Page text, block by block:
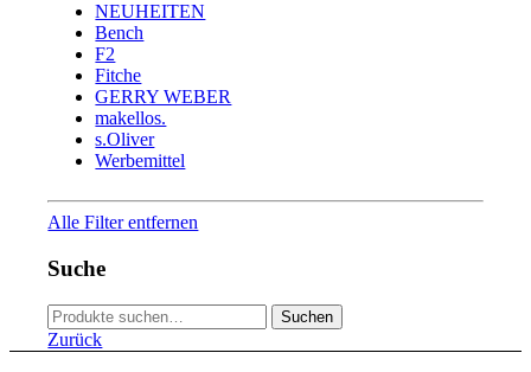
NEUHEITEN
Bench
F2
Fitche
GERRY WEBER
makellos.
s.Oliver
Werbemittel
Alle Filter entfernen
Suche
Suche
nach:
Suchen
Zurück